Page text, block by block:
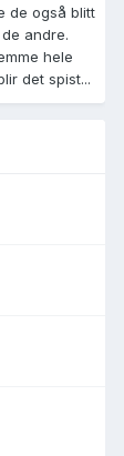
de også blitt
andre.
hele
det spist...